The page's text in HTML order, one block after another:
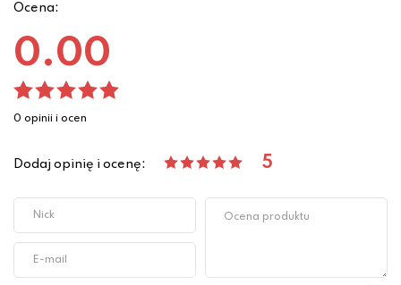
Ocena:
0.00
0 opinii i ocen
Dodaj opinię i ocenę: 5